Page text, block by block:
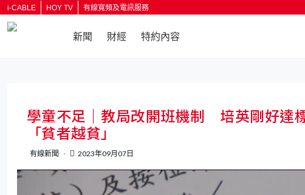
i-CABLE HOY TV 有線寬頻及電訊服務
新聞 財經 特約內容
學童不足｜教局改開班機制 培英剛好達
「貧者越貧」
有線新聞 2023年09月07日